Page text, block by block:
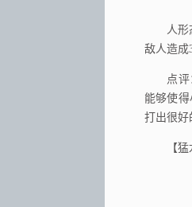
人形态
敌人造成
点评：
能够使
打出很好
【猛龙